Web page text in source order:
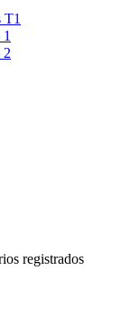
T1
1
2
registrados